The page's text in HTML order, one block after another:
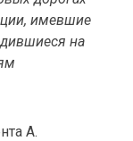
имевшие
на
А.